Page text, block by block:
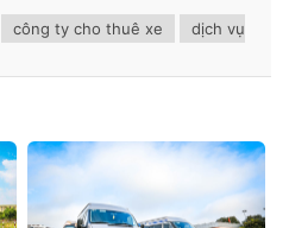
công ty cho thuê xe
dịch vụ